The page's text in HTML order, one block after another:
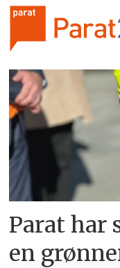
Tag:
erling
sande
Parat har
en